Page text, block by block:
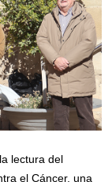
lectura del
el Cáncer, una